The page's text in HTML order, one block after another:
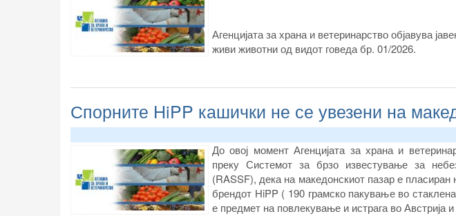
Агенцијата за храна и ветеринарство објавува
живи животни од видот говеда бр. 01/2026.
Спорните HiPP кашички не се увезени на
До овој момент Агенцијата за храна и
преку Системот за брзо известување за
(RASSF), дека на македонскиот пазар е
брендот HiPP ( 190 грамско пакување во
е предмет на повлекување и истрага во Австрија